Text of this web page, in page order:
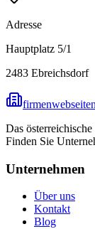
Adresse
Hauptplatz 5/1
2483 Ebreichsdorf
Das
Finden Sie
Unternehmen
Über uns
Kontakt
Blog